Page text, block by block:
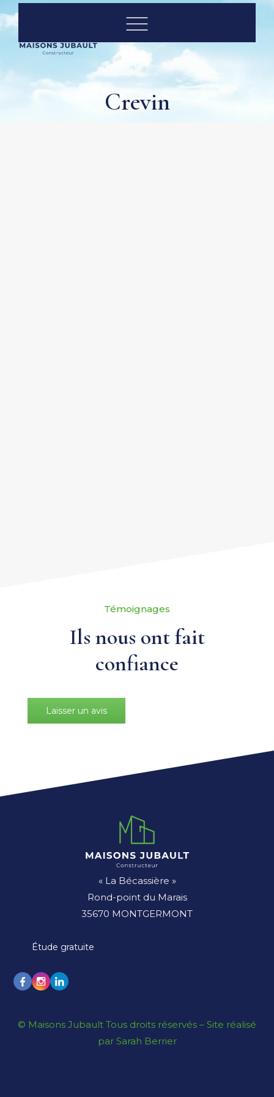
Crevin
Témoignages
Ils nous ont fait
confiance
Laisser un avis
« La Bécassière »
Rond-point du Marais
35670 MONTGERMONT
Étude gratuite
© Maisons Jubault Tous droits réservés – Site réalisé
par Sarah Berrier